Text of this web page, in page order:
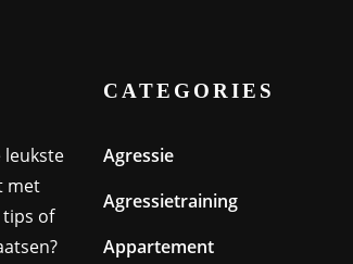
leukste
met
tips of
CATEGORIES
Agressie
Agressietraining
Appartement